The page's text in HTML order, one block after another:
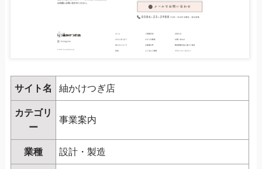
サイト名 紬かけつぎ店
カテゴリ
ー
事業案内
業種 設計・製造